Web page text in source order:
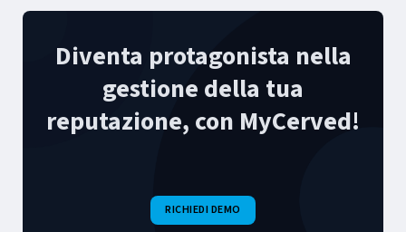
Diventa protagonista nella
gestione della tua
reputazione, con MyCerved!
RICHIEDI DEMO